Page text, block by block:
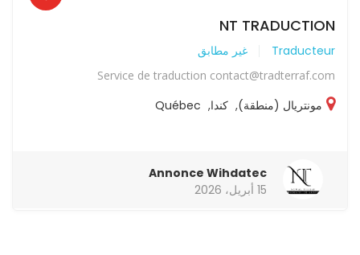
NT TRADUCTION
Traducteur غير مطابق
Service de traduction contact@tradterraf.com
مونتريال (منطقة), كندا,
Québec
Annonce Wihdatec
15 أبريل، 2026